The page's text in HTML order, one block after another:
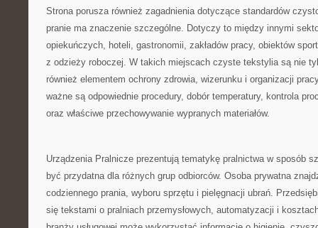
Strona porusza również zagadnienia dotyczące standardów
pranie ma znaczenie szczególne. Dotyczy to między innymi
opiekuńczych, hoteli, gastronomii, zakładów pracy, obiektów
z odzieży roboczej. W takich miejscach czyste tekstylia są nie
również elementem ochrony zdrowia, wizerunku i organizacji
ważne są odpowiednie procedury, dobór temperatury, kontrola
oraz właściwe przechowywanie wypranych materiałów.
Urządzenia Pralnicze prezentują tematykę pralnictwa w sposób
być przydatna dla różnych grup odbiorców. Osoba prywatna
codziennego prania, wyboru sprzętu i pielęgnacji ubrań.
się tekstami o pralniach przemysłowych, automatyzacji i